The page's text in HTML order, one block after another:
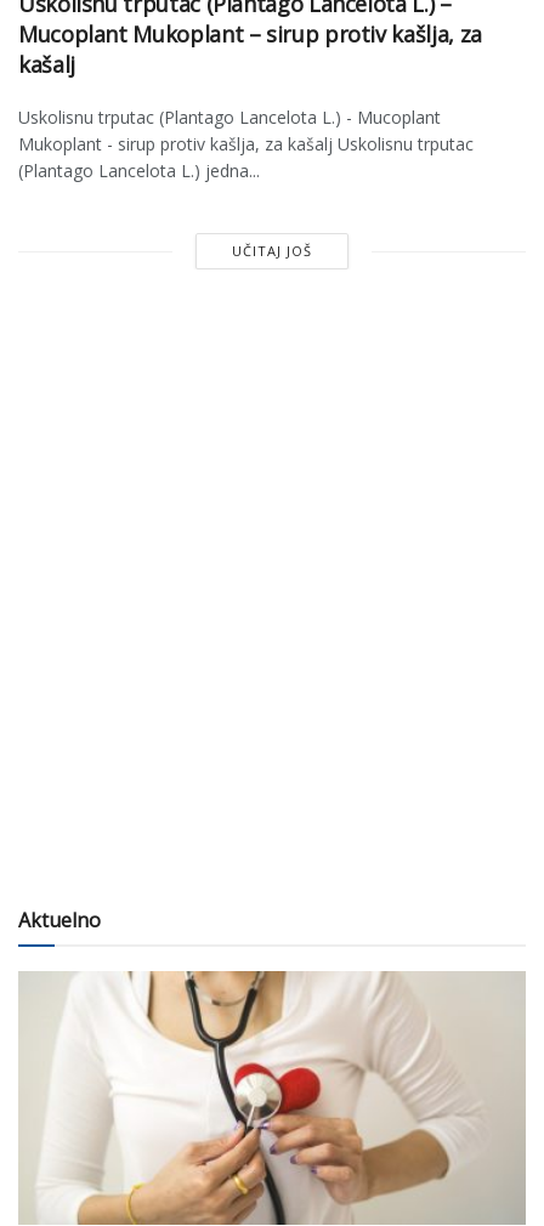
Mucoplant Mukoplant – sirup protiv kašlja, za
kašalj
Uskolisnu trputac (Plantago Lancelota L.) - Mucoplant
Mukoplant - sirup protiv kašlja, za kašalj Uskolisnu trputac
(Plantago Lancelota L.) jedna...
UČITAJ JOŠ
Aktuelno